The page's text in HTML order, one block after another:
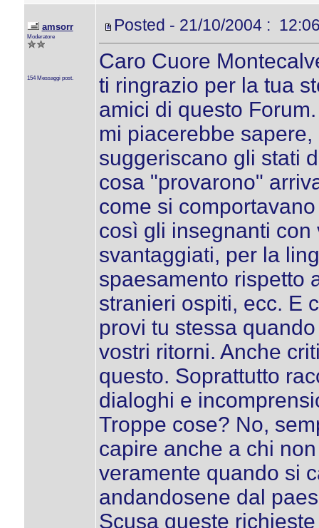
amsorr
Moderatore
154 Messaggi post.
Posted - 21/10/2004 :
Caro Cuore
ti ringrazio per la tua
amici di questo
mi piacerebbe
suggeriscano gli stati
cosa "provarono"
come si
così gli insegnanti
svantaggiati, per la
spaesamento rispetto
stranieri ospiti, ecc. E
provi tu stessa
vostri ritorni. Anche
questo. Soprattutto
dialoghi e
Troppe cose? No,
capire anche a chi
veramente quando si
andandosene dal
Scusa queste